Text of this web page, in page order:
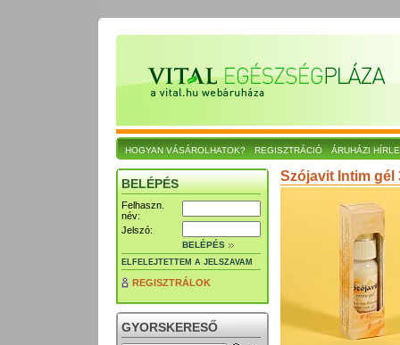
HOGYAN VÁSÁROLHATOK? REGISZTRÁCIÓ ÁRUHÁZI
BELÉPÉS
Felhaszn.
név:
Jelszó:
BELÉPÉS
ELFELEJTETTEM A JELSZAVAM
REGISZTRÁLOK
GYORSKERESŐ
Szójavit Intim gél